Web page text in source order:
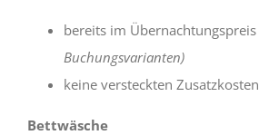
bereits im
Buchungsvarianten)
keine versteckten
Bettwäsche